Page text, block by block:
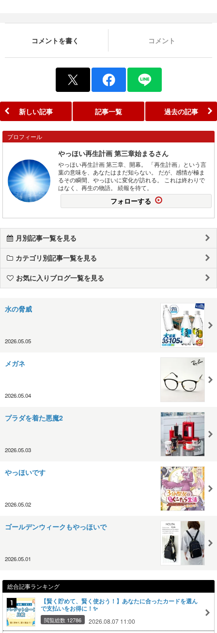
コメントを書く コメント
新しい記事 記事一覧 過去の記事
プロフィール
やっほい再生計画 第三章始まるさん
やっほい再生計画 第三章、開幕。 「再生計画」という言
葉の意味を、あなたはまだ知らない。 だが、感情が極ま
るその瞬間、やっほいに変化が訪れる。 これは終わりで
はなく、再生の物語。 続報を待て。
フォローする
月別記事一覧を見る
カテゴリ別記事一覧を見る
お気に入りブログ一覧を見る
水の脅威
2026.05.05
メガネ
2026.05.04
プラダを着た悪魔2
2026.05.03
やっほいです
2026.05.02
ゴールデンウィークもやっほいで
2026.05.01
総合記事ランキング
【賢く貯めて、賢く使おう！】あなたに合ったカードを選ん
で支払いをお得に！✨
閲覧総数 12786 2026.08.07 11:00